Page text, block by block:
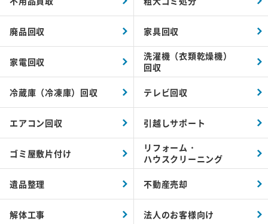
廃品回収 家具回収
家電回収
洗濯機（衣類乾燥機）
回収
冷蔵庫（冷凍庫）回収 テレビ回収
エアコン回収 引越しサポート
ゴミ屋敷片付け
リフォーム・
ハウスクリーニング
遺品整理 不動産売却
解体工事 法人のお客様向け